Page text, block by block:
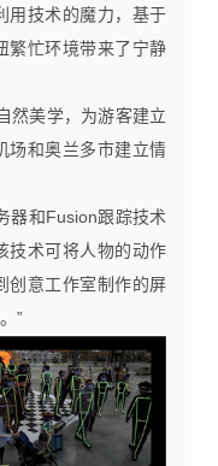
用技术的魔力，基于
繁忙环境带来了宁静
然美学，为游客建立
场和奥兰多市建立情
器和Fusion跟踪技术
技术可将人物的动作
创意工作室制作的屏
”